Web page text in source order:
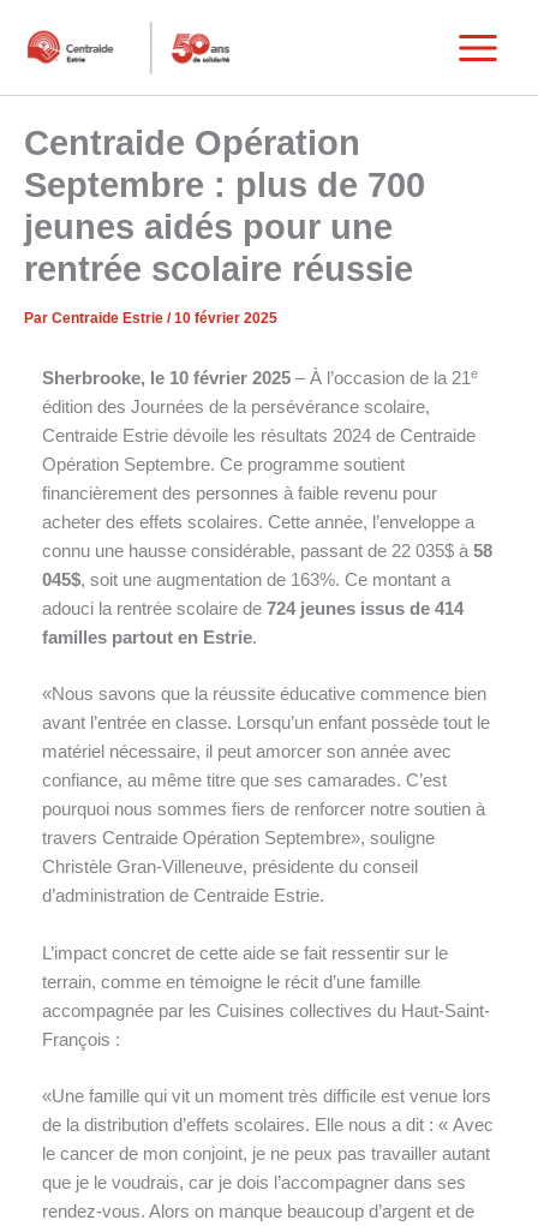
Main
Centraide Opération
Septembre : plus de 700
jeunes aidés pour une
rentrée scolaire réussie
Par Centraide Estrie /10 février 2025
Sherbrooke, le 10 février 2025 – À l’occasion de la 21 e
édition des Journées de la persévérance scolaire,
Centraide Estrie dévoile les résultats 2024 de Centraide
Opération Septembre. Ce programme soutient
financièrement des personnes à faible revenu pour
acheter des effets scolaires. Cette année, l’enveloppe a
connu une hausse considérable, passant de 22 035$ à 58
045$, soit une augmentation de 163%. Ce montant a
adouci la rentrée scolaire de 724 jeunes issus de 414
familles partout en Estrie.
«Nous savons que la réussite éducative commence bien
avant l’entrée en classe. Lorsqu’un enfant possède tout le
matériel nécessaire, il peut amorcer son année avec
confiance, au même titre que ses camarades. C’est
pourquoi nous sommes fiers de renforcer notre soutien à
travers Centraide Opération Septembre», souligne
Christèle Gran-Villeneuve, présidente du conseil
d’administration de Centraide Estrie.
L’impact concret de cette aide se fait ressentir sur le
terrain, comme en témoigne le récit d’une famille
accompagnée par les Cuisines collectives du Haut-Saint-
François :
«Une famille qui vit un moment très difficile est venue lors
de la distribution d’effets scolaires. Elle nous a dit : « Avec
le cancer de mon conjoint, je ne peux pas travailler autant
que je le voudrais, car je dois l’accompagner dans ses
rendez-vous. Alors on manque beaucoup d’argent et de